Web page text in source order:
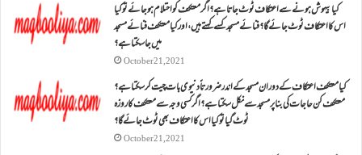
کیا بیہوش ہونے سے اعتکاف ٹوٹ جاتا ہے؟ اگر معتکف کو احتلام ہو جائے تو کیا
اس کا اعتکاف ٹوٹ جائے گا؟فنائے مسجد کسے کہتے ہیں ، اور کیا معتکف فنائے مسجد
میں جا سکتا ہے؟
October 21, 2021
کیا معتکف اعتکاف کے دوران مسجد کے اندر ضرورتاً دنیوی بات چیت کر سکتا ہے؟
معتکف کن حاجات کی بنا پر مسجد سے نکل سکتا ہے؟ اگر کسی وجہ سے معتکف کا روزہ
ٹوٹ گیا تو کیا اس کا اعتکاف بھی ٹوٹ جائے گا؟
October 21, 2021